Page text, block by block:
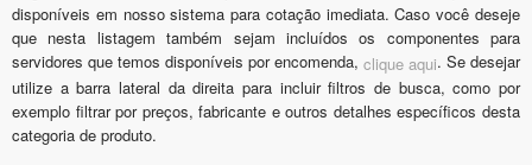
disponíveis em nosso sistema para cotação imediata. Caso você deseje
que nesta listagem também sejam incluídos os componentes para
servidores que temos disponíveis por encomenda, clique aqui. Se desejar
utilize a barra lateral da direita para incluir filtros de busca, como por
exemplo filtrar por preços, fabricante e outros detalhes específicos desta
categoria de produto.